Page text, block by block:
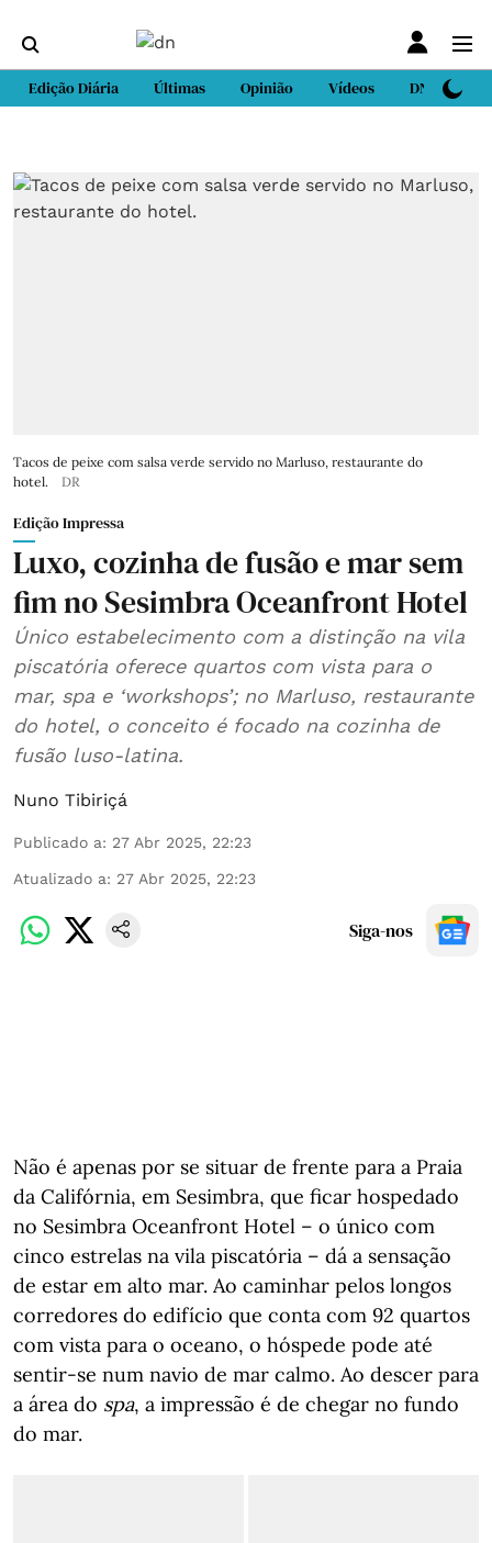
Edição Diária Últimas Opinião Vídeos DN Sport
Tacos de peixe com salsa verde servido no Marluso, restaurante do
hotel.
DR
Edição Impressa
Luxo, cozinha de fusão e mar sem
fim no Sesimbra Oceanfront Hotel
Único estabelecimento com a distinção na vila
piscatória oferece quartos com vista para o
mar, spa e ‘workshops’; no Marluso, restaurante
do hotel, o conceito é focado na cozinha de
fusão luso-latina.
Nuno Tibiriçá
Publicado a: 27 Abr 2025, 22:23
Atualizado a: 27 Abr 2025, 22:23
Siga-nos
Não é apenas por se situar de frente para a Praia
da Califórnia, em Sesimbra, que ficar hospedado
no Sesimbra Oceanfront Hotel – o único com
cinco estrelas na vila piscatória – dá a sensação
de estar em alto mar. Ao caminhar pelos longos
corredores do edifício que conta com 92 quartos
com vista para o oceano, o hóspede pode até
sentir-se num navio de mar calmo. Ao descer para
a área do spa, a impressão é de chegar no fundo
do mar.